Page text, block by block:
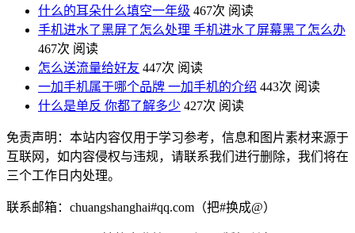
什么的耳朵什么填空一年级 467次 阅读
手机进水了黑屏了怎么处理 手机进水了屏幕黑了怎么办
467次 阅读
怎么送流量给好友 447次 阅读
一加手机属于哪个品牌 一加手机的介绍 443次 阅读
什么是单反 你都了解多少 427次 阅读
免责声明：本站内容仅用于学习参考，信息和图片素材来源于
互联网，如内容侵权与违规，请联系我们进行删除，我们将在
三个工作日内处理。
联系邮箱：chuangshanghai#qq.com（把#换成@）